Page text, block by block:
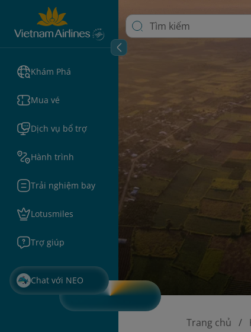
Khám Phá
Mua vé
Dịch vụ bổ trợ
Hành trình
Trải nghiệm bay
Lotusmiles
Trợ giúp
Chat với NEO
Trang chủ